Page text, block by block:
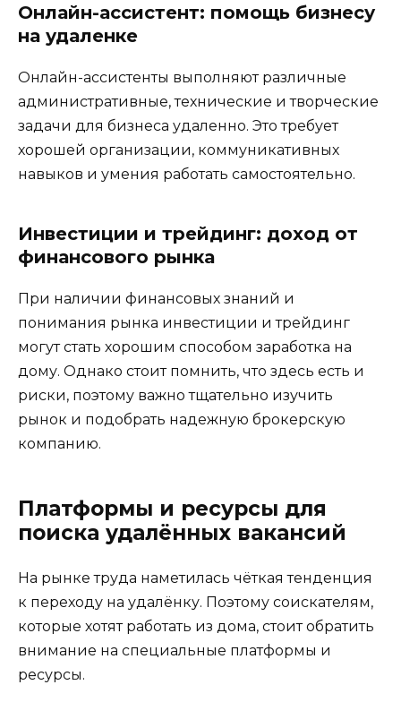
Онлайн-ассистент: помощь бизнесу
на удаленке
Онлайн-ассистенты выполняют различные
административные, технические и творческие
задачи для бизнеса удаленно. Это требует
хорошей организации, коммуникативных
навыков и умения работать самостоятельно.
Инвестиции и трейдинг: доход от
финансового рынка
При наличии финансовых знаний и
понимания рынка инвестиции и трейдинг
могут стать хорошим способом заработка на
дому. Однако стоит помнить, что здесь есть и
риски, поэтому важно тщательно изучить
рынок и подобрать надежную брокерскую
компанию.
Платформы и ресурсы для
поиска удалённых вакансий
На рынке труда наметилась чёткая тенденция
к переходу на удалёнку. Поэтому соискателям,
которые хотят работать из дома, стоит обратить
внимание на специальные платформы и
ресурсы.